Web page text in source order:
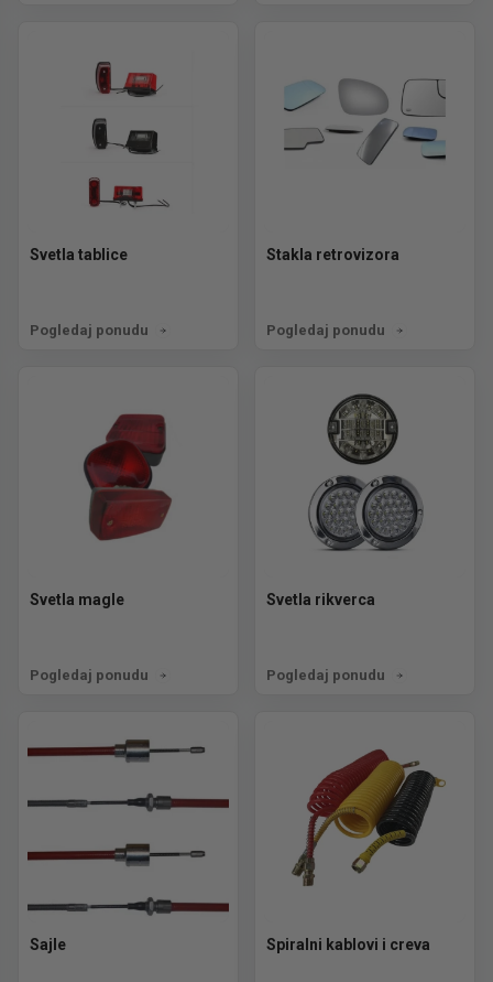
Svetla tablice
Pogledaj ponudu
Stakla retrovizora
Pogledaj ponudu
Svetla magle
Pogledaj ponudu
Svetla rikverca
Pogledaj ponudu
Sajle Spiralni kablovi i creva